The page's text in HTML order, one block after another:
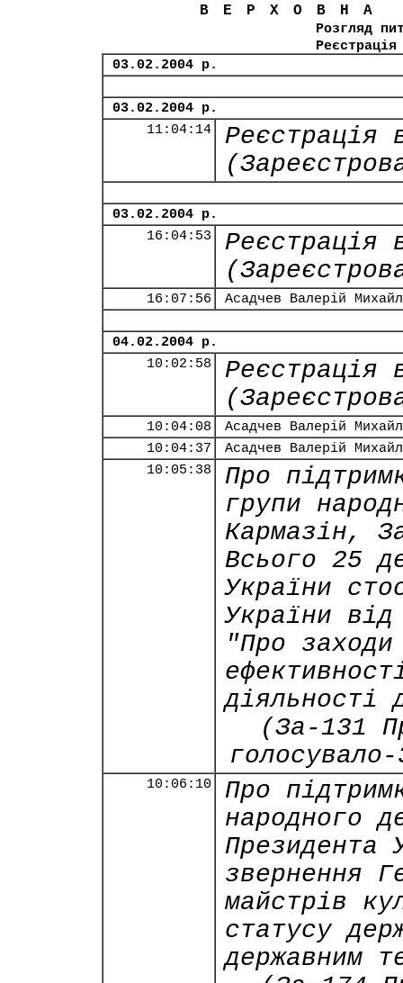
Розгляд
03.02.2004 р.
03.02.2004 р.
11:04:14
Реєстрація
03.02.2004 р.
16:04:53
Реєстрація
16:07:56 Асадчев Валерій
04.02.2004 р.
10:02:58
Реєстрація
10:04:08
Асадчев Валерій
10:04:37
Асадчев Валерій
10:05:38
Про
групи
Кармазін,
Всього 25
України
України
"Про заходи
діяльності
(За-131
10:06:10
Про
народного
Президента
звернення
майстрів
статусу
державним